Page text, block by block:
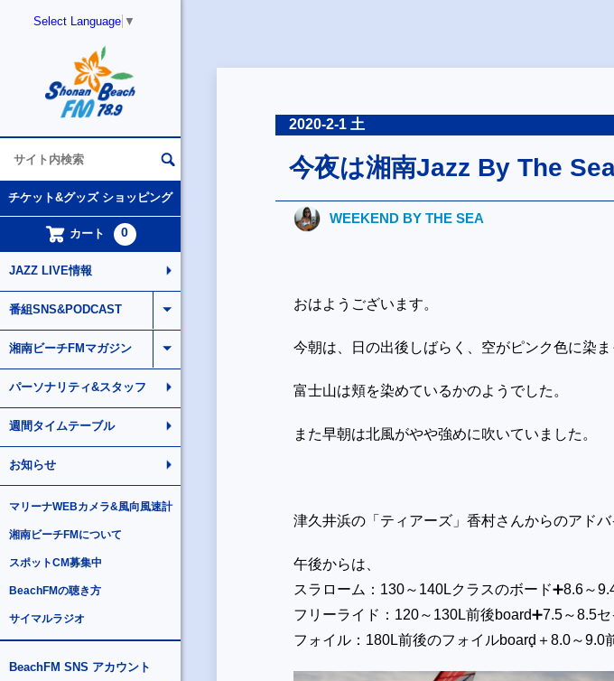
Select Language ▼
チケット&グッズ ショッピング
カート 0
JAZZ LIVE情報
番組SNS&PODCAST
湘南ビーチFMマガジン
パーソナリティ&スタッフ
週間タイムテーブル
お知らせ
マリーナWEBカメラ&風向風速計
湘南ビーチFMについて
スポットCM募集中
BeachFMの聴き方
サイマルラジオ
BeachFM SNS アカウント
2020-2-1 土
今夜は湘南Jazz By The
WEEKEND BY THE SEA
おはようございます。
今朝は、日の出後しばらく、空がピンク色に染ま
富士山は頬を染めているかのようでした。
また早朝は北風がやや強めに吹いていました。
津久井浜の「ティアーズ」香村さんからのアドバ
午後からは、
スラローム： 130～140Lクラスのボード➕8.6～
フリーライド： 120～130L前後board➕7.5～8.5セ
フォイル：180L前後のフォイルboard̟＋8.0～9.0